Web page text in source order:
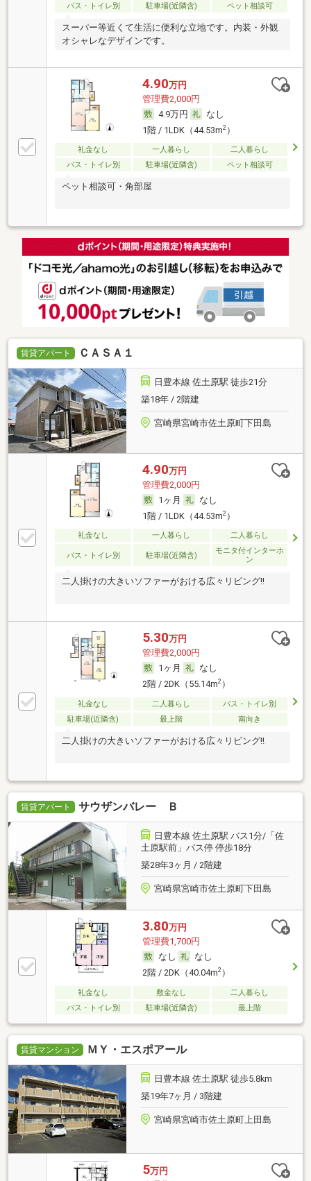
バス・トイレ別
駐車場(近隣含) ペット相談可
スーパー等近くて生活に便利な立地です。内装・外観
オシャレなデザインです。
4.90万円
管理費2,000円
4.9万円
なし
1階 / 1LDK（44.53m2）
礼金なし 一人暮らし
二人暮らし
バス・トイレ別
駐車場(近隣含) ペット相談可
ペット相談可・角部屋
賃貸アパート ＣＡＳＡ１
日豊本線 佐土原駅 徒歩21分
築18年 / 2階建
宮崎県宮崎市佐土原町下田島
4.90万円
管理費2,000円
1ヶ月
なし
1階 / 1LDK（44.53m2）
礼金なし 一人暮らし 二人暮らし
バス・トイレ別 駐車場(近隣含)
モニタ付インターホ
ン
二人掛けの大きいソファーがおける広々リビング!!
5.30万円
管理費2,000円
1ヶ月
なし
2階 / 2DK（55.14m2）
礼金なし 二人暮らし
バス・トイレ別
駐車場(近隣含)
最上階 南向き
二人掛けの大きいソファーがおける広々リビング!!
賃貸アパート サウザンバレー Ｂ
日豊本線 佐土原駅 バス1分/「佐
土原駅前」バス停 停歩18分
築28年3ヶ月 / 2階建
宮崎県宮崎市佐土原町下田島
3.80万円
管理費1,700円
なし
なし
2階 / 2DK（40.04m2）
礼金なし 敷金なし
二人暮らし
バス・トイレ別
駐車場(近隣含) 最上階
賃貸マンション ＭＹ・エスポアール
日豊本線 佐土原駅 徒歩5.8km
築19年7ヶ月 / 3階建
宮崎県宮崎市佐土原町上田島
5万円